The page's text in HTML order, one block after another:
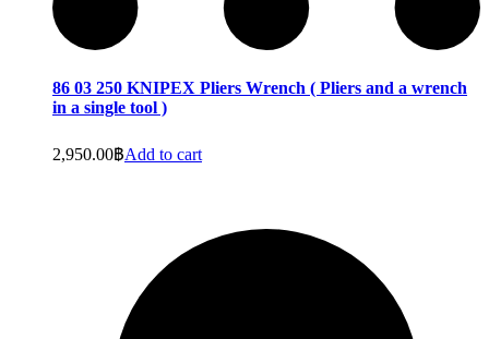
86 03 250 KNIPEX Pliers Wrench ( Pliers and a wrench
in a single tool )
2,950.00฿Add to cart